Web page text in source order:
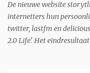
De nieuwe website
internetters hun
twitter, lastfm en
2.0 Life'. Het